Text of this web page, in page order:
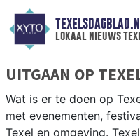
lokaal nieuws
UITGAAN OP
Wat is er te doen op
met evenementen,
Texel en omgeving.